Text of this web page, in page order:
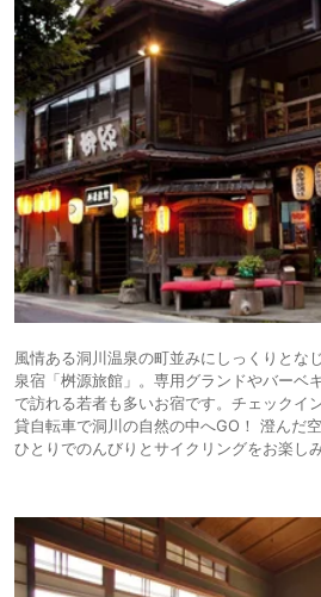
風情ある洞川温泉の町並みにしっくりとな
泉宿「桝源旅館」。専用グランドやバーベ
で訪れる若者も多いお宿です。チェックイ
貸自転車で洞川の自然の中へGO！ 澄んだ
ひとりでのんびりとサイクリングをお楽し